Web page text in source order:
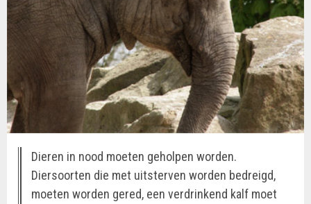
Dieren in nood moeten geholpen worden.
Diersoorten die met uitsterven worden bedreigd,
moeten worden gered, een verdrinkend kalf moet